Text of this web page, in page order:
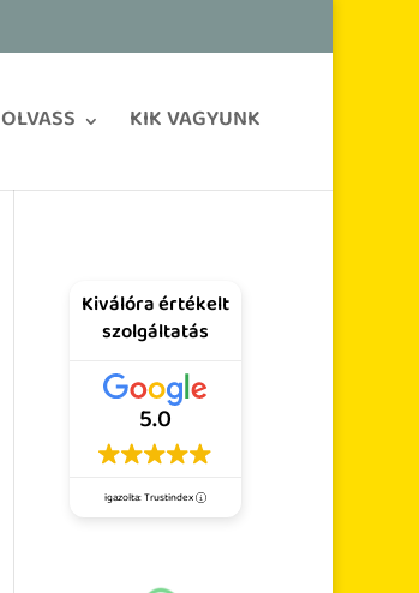
OLVASS KIK VAGYUNK
Kiválóra értékelt
szolgáltatás
5.0
igazolta: Trustindex